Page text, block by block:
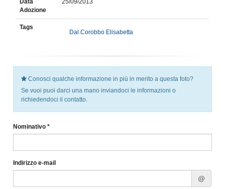
Data
Adozione
25/09/2013
Tags
Dal Corobbo Elisabetta
Conosci qualche informazione in più in merito a questa foto?
Se vuoi puoi darci una mano inviandoci le informazioni o
richiedendoci il contatto.
Nominativo *
Indirizzo e-mail
@